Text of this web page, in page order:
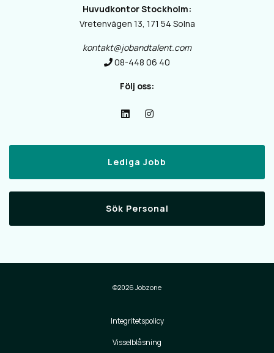
Huvudkontor Stockholm:
Vretenvägen 13, 171 54 Solna
kontakt@jobandtalent.com
08-448 06 40
Följ oss:
Lediga Jobb
Sök Personal
©2026 Jobzone
Integritetspolicy
Visselblåsning